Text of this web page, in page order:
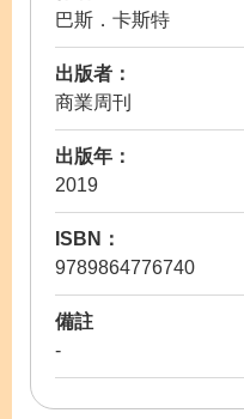
巴斯．卡斯特
出版者：
商業周刊
出版年：
2019
ISBN：
9789864776740
備註
-